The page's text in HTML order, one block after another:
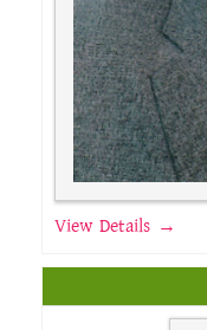
View Details →